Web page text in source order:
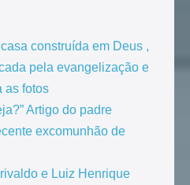
construída em Deus ,
pela evangelização e
as fotos
Artigo do padre
excomunhão de
e Luiz Henrique